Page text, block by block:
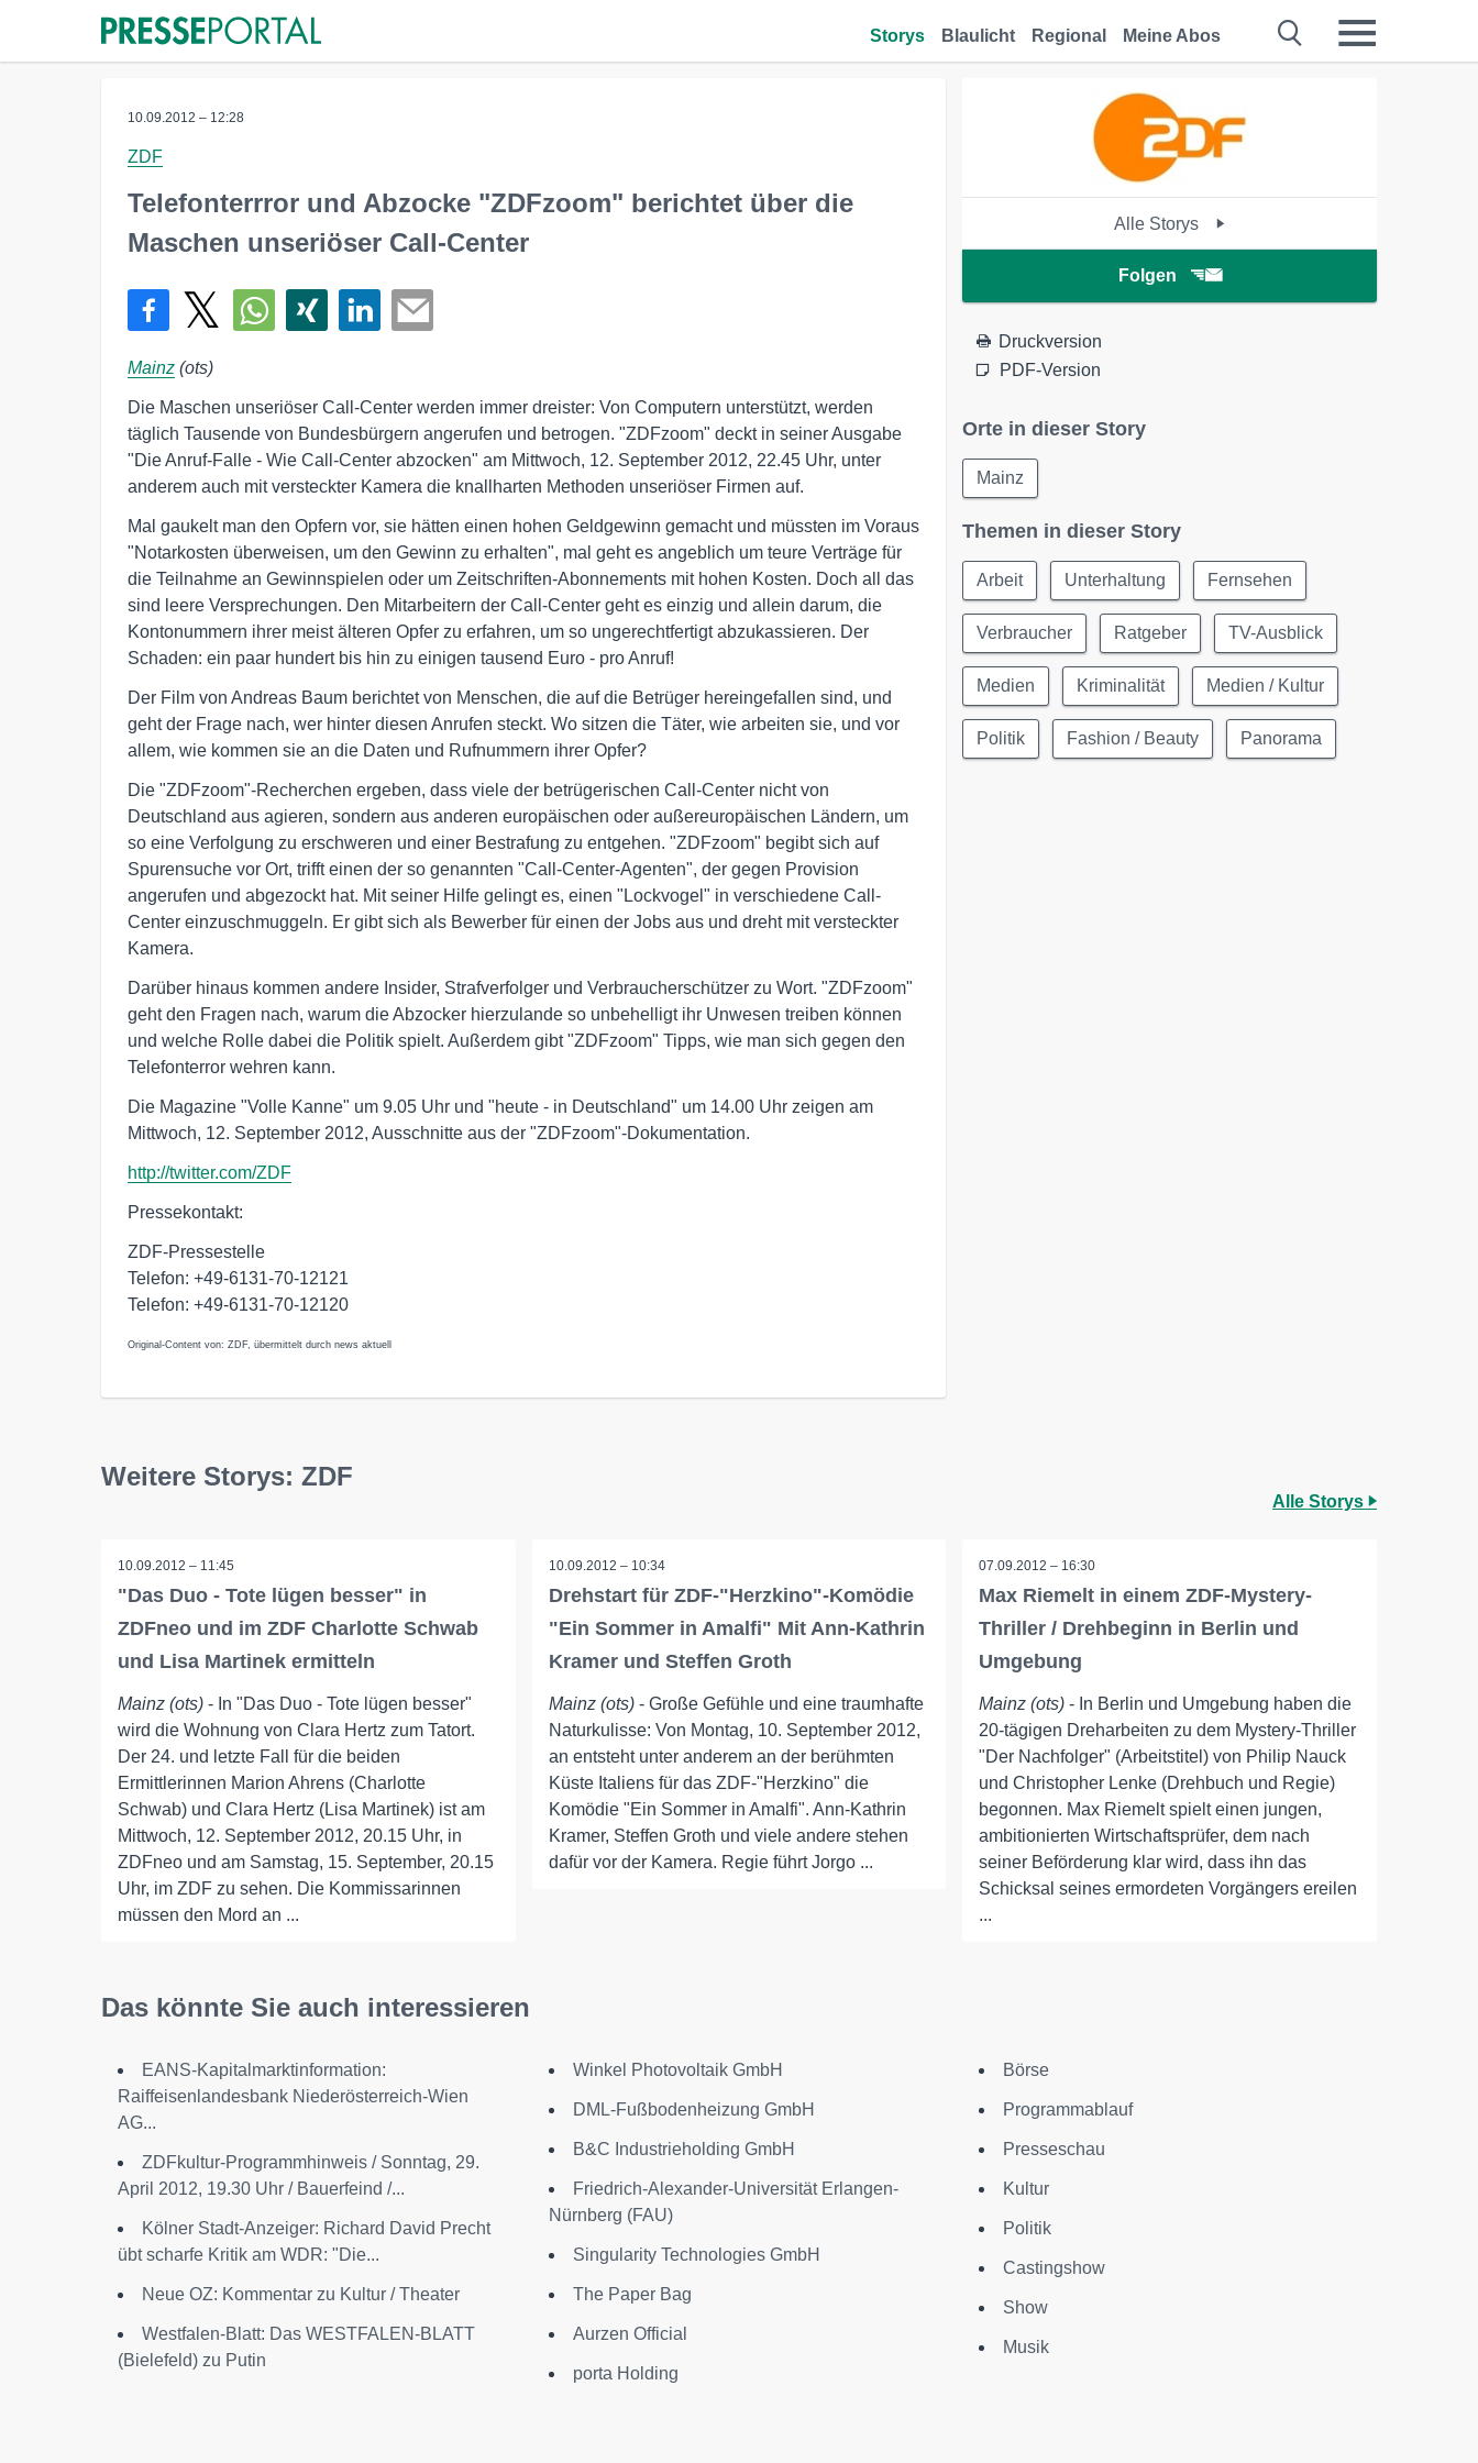
Storys Blaulicht Regional Meine Abos
10.09.2012 – 12:28
ZDF
Telefonterrror und Abzocke "ZDFzoom" berichtet über die
Maschen unseriöser Call-Center
Mainz (ots)
Die Maschen unseriöser Call-Center werden immer dreister: Von Computern unterstützt, werden
täglich Tausende von Bundesbürgern angerufen und betrogen. "ZDFzoom" deckt in seiner Ausgabe
"Die Anruf-Falle - Wie Call-Center abzocken" am Mittwoch, 12. September 2012, 22.45 Uhr, unter
anderem auch mit versteckter Kamera die knallharten Methoden unseriöser Firmen auf.
Mal gaukelt man den Opfern vor, sie hätten einen hohen Geldgewinn gemacht und müssten im Voraus
"Notarkosten überweisen, um den Gewinn zu erhalten", mal geht es angeblich um teure Verträge für
die Teilnahme an Gewinnspielen oder um Zeitschriften-Abonnements mit hohen Kosten. Doch all das
sind leere Versprechungen. Den Mitarbeitern der Call-Center geht es einzig und allein darum, die
Kontonummern ihrer meist älteren Opfer zu erfahren, um so ungerechtfertigt abzukassieren. Der
Schaden: ein paar hundert bis hin zu einigen tausend Euro - pro Anruf!
Der Film von Andreas Baum berichtet von Menschen, die auf die Betrüger hereingefallen sind, und
geht der Frage nach, wer hinter diesen Anrufen steckt. Wo sitzen die Täter, wie arbeiten sie, und vor
allem, wie kommen sie an die Daten und Rufnummern ihrer Opfer?
Die "ZDFzoom"-Recherchen ergeben, dass viele der betrügerischen Call-Center nicht von
Deutschland aus agieren, sondern aus anderen europäischen oder außereuropäischen Ländern, um
so eine Verfolgung zu erschweren und einer Bestrafung zu entgehen. "ZDFzoom" begibt sich auf
Spurensuche vor Ort, trifft einen der so genannten "Call-Center-Agenten", der gegen Provision
angerufen und abgezockt hat. Mit seiner Hilfe gelingt es, einen "Lockvogel" in verschiedene Call-
Center einzuschmuggeln. Er gibt sich als Bewerber für einen der Jobs aus und dreht mit versteckter
Kamera.
Darüber hinaus kommen andere Insider, Strafverfolger und Verbraucherschützer zu Wort. "ZDFzoom"
geht den Fragen nach, warum die Abzocker hierzulande so unbehelligt ihr Unwesen treiben können
und welche Rolle dabei die Politik spielt. Außerdem gibt "ZDFzoom" Tipps, wie man sich gegen den
Telefonterror wehren kann.
Die Magazine "Volle Kanne" um 9.05 Uhr und "heute - in Deutschland" um 14.00 Uhr zeigen am
Mittwoch, 12. September 2012, Ausschnitte aus der "ZDFzoom"-Dokumentation.
http://twitter.com/ZDF
Pressekontakt:
ZDF-Pressestelle
Telefon: +49-6131-70-12121
Telefon: +49-6131-70-12120
Original-Content von: ZDF, übermittelt durch news aktuell
Alle Storys
Folgen
Druckversion
PDF-Version
Orte in dieser Story
Mainz
Themen in dieser Story
Arbeit Unterhaltung Fernsehen
Verbraucher Ratgeber TV-Ausblick
Medien Kriminalität Medien / Kultur
Politik Fashion / Beauty Panorama
Weitere Storys: ZDF
Alle Storys
10.09.2012 – 11:45
"Das Duo - Tote lügen besser" in
ZDFneo und im ZDF Charlotte Schwab
und Lisa Martinek ermitteln
Mainz (ots) - In "Das Duo - Tote lügen besser"
wird die Wohnung von Clara Hertz zum Tatort.
Der 24. und letzte Fall für die beiden
Ermittlerinnen Marion Ahrens (Charlotte
Schwab) und Clara Hertz (Lisa Martinek) ist am
Mittwoch, 12. September 2012, 20.15 Uhr, in
ZDFneo und am Samstag, 15. September, 20.15
Uhr, im ZDF zu sehen. Die Kommissarinnen
müssen den Mord an ...
10.09.2012 – 10:34
Drehstart für ZDF-"Herzkino"-Komödie
"Ein Sommer in Amalfi" Mit Ann-Kathrin
Kramer und Steffen Groth
Mainz (ots)- Große Gefühle und eine traumhafte
Naturkulisse: Von Montag, 10. September 2012,
an entsteht unter anderem an der berühmten
Küste Italiens für das ZDF-"Herzkino" die
Komödie "Ein Sommer in Amalfi". Ann-Kathrin
Kramer, Steffen Groth und viele andere stehen
dafür vor der Kamera. Regie führt Jorgo ...
07.09.2012 – 16:30
Max Riemelt in einem ZDF-Mystery-
Thriller / Drehbeginn in Berlin und
Umgebung
Mainz (ots) - In Berlin und Umgebung haben die
20-tägigen Dreharbeiten zu dem Mystery-Thriller
"Der Nachfolger" (Arbeitstitel) von Philip Nauck
und Christopher Lenke (Drehbuch und Regie)
begonnen. Max Riemelt spielt einen jungen,
ambitionierten Wirtschaftsprüfer, dem nach
seiner Beförderung klar wird, dass ihn das
Schicksal seines ermordeten Vorgängers ereilen
...
Das könnte Sie auch interessieren
EANS-Kapitalmarktinformation:
Raiffeisenlandesbank Niederösterreich-Wien
AG...
ZDFkultur-Programmhinweis / Sonntag, 29.
April 2012, 19.30 Uhr / Bauerfeind /...
Kölner Stadt-Anzeiger: Richard David Precht
übt scharfe Kritik am WDR: "Die...
Neue OZ: Kommentar zu Kultur / Theater
Westfalen-Blatt: Das WESTFALEN-BLATT
(Bielefeld) zu Putin
Winkel Photovoltaik GmbH
DML-Fußbodenheizung GmbH
B&C Industrieholding GmbH
Friedrich-Alexander-Universität Erlangen-
Nürnberg (FAU)
Singularity Technologies GmbH
The Paper Bag
Aurzen Official
porta Holding
Börse
Programmablauf
Presseschau
Kultur
Politik
Castingshow
Show
Musik